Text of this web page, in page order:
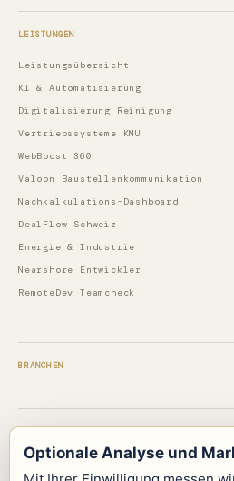
LEISTUNGEN
Leistungsübersicht
KI & Automatisierung
Digitalisierung Reinigung
Vertriebssysteme KMU
WebBoost 360
Valoon Baustellenkommunikation
Nachkalkulations-Dashboard
DealFlow Schweiz
Energie & Industrie
Nearshore Entwickler
RemoteDev Teamcheck
BRANCHEN
Optionale Analyse und